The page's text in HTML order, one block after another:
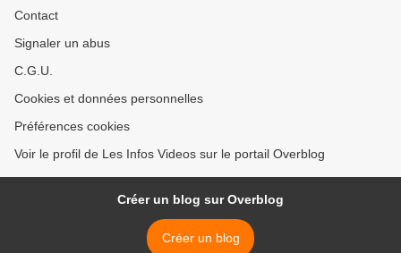
Contact
Signaler un abus
C.G.U.
Cookies et données personnelles
Préférences cookies
Voir le profil de Les Infos Videos sur le portail Overblog
Créer un blog sur Overblog
Créer un blog